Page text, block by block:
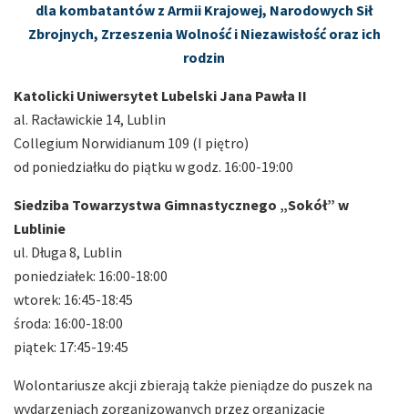
dla kombatantów z Armii Krajowej, Narodowych Sił
Zbrojnych, Zrzeszenia Wolność i Niezawisłość oraz ich
rodzin
Katolicki Uniwersytet Lubelski Jana Pawła II
al. Racławickie 14, Lublin
Collegium Norwidianum 109 (I piętro)
od poniedziałku do piątku w godz. 16:00-19:00
Siedziba Towarzystwa Gimnastycznego „Sokół” w
Lublinie
ul. Długa 8, Lublin
poniedziałek: 16:00-18:00
wtorek: 16:45-18:45
środa: 16:00-18:00
piątek: 17:45-19:45
Wolontariusze akcji zbierają także pieniądze do puszek na
wydarzeniach zorganizowanych przez organizacje